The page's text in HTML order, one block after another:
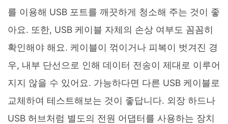
를 이용해 USB 포트를 깨끗하게 청소해 주는 것이 좋
아요. 또한, USB 케이블 자체의 손상 여부도 꼼꼼히
확인해야 해요. 케이블이 꺾이거나 피복이 벗겨진 경
우, 내부 단선으로 인해 데이터 전송이 제대로 이루어
지지 않을 수 있어요. 가능하다면 다른 USB 케이블로
교체하여 테스트해보는 것이 좋답니다. 외장 하드나
USB 허브처럼 별도의 전원 어댑터를 사용하는 장치